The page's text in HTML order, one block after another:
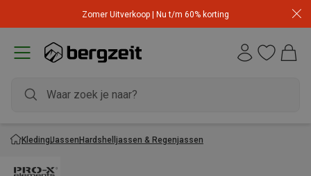
Zomer Uitverkoop | Nu t/m 60% korting
KledingJassenHardshelljassen & Regenjassen